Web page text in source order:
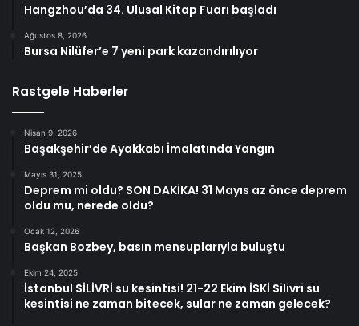
Hangzhou’da 34. Ulusal Kitap Fuarı başladı
Ağustos 8, 2026
Bursa Nilüfer’e 7 yeni park kazandırılıyor
Rastgele Haberler
Nisan 9, 2026
Başakşehir’de Ayakkabı İmalatında Yangın
Mayıs 31, 2025
Deprem mi oldu? SON DAKİKA! 31 Mayıs az önce deprem
oldu mu, nerede oldu?
Ocak 12, 2026
Başkan Bozbey, basın mensuplarıyla buluştu
Ekim 24, 2025
İstanbul SİLİVRİ su kesintisi! 21-22 Ekim İSKİ Silivri su
kesintisi ne zaman bitecek, sular ne zaman gelecek?